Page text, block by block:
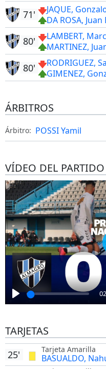
JAQUE,
DA ROSA,
71'
LAMBERT,
MARTINEZ,
80'
RODRIGUEZ,
GIMENEZ,
80'
ÁRBITROS
Árbitro: POSSI Yamil
VÍDEO DEL PARTIDO
Play
TARJETAS
Tarjeta Amarilla
BASUALDO,
25'